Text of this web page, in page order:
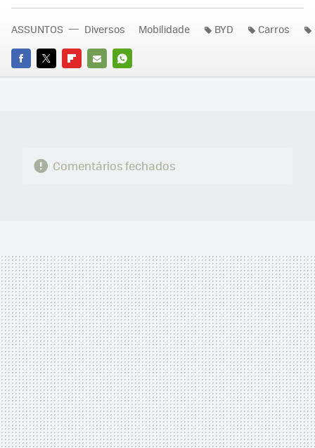
FACEBOOK
TWITTERFLIPBOARD
E-
WHATSAPP
ASSUNTOS Diversos Mobilidade BYD Carros
Comentários fechados